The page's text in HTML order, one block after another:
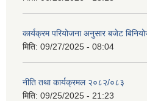
कार्यक्रम परियोजना अनुसार बजेट
मिति: 09/27/2025 - 08:04
नीति तथा कार्यक्रमल २०८२/०८३
मिति: 09/25/2025 - 21:23